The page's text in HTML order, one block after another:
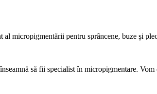
micropigmentării pentru sprâncene, buze și
să fii specialist în micropigmentare. Vom